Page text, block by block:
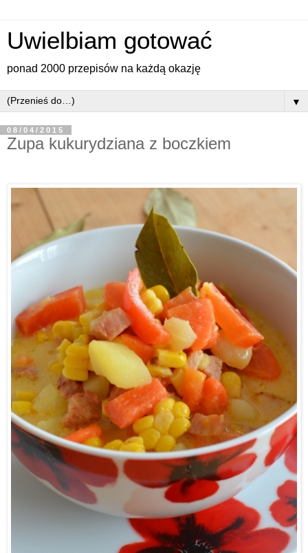
Uwielbiam gotować
ponad 2000 przepisów na każdą okazję
▼
08/04/2015
Zupa kukurydziana z boczkiem